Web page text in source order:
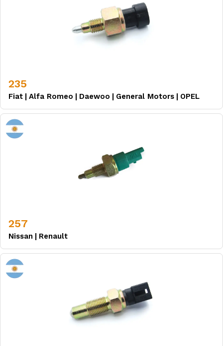
235
Fiat | Alfa Romeo | Daewoo | General Motors | OPEL
257
Nissan | Renault